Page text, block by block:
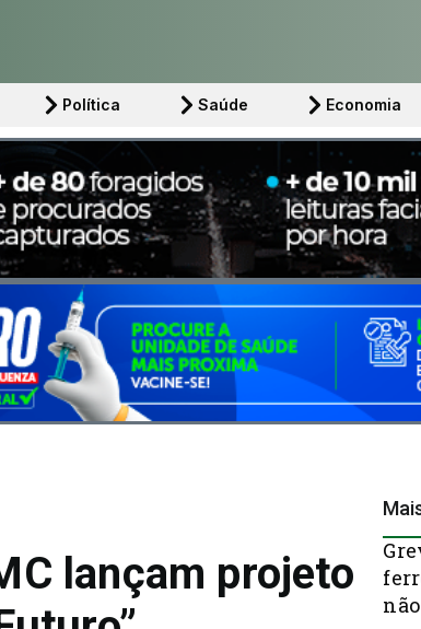
Política Saúde Economia
lançam projeto